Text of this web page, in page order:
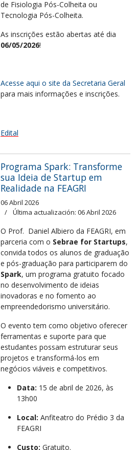
de Fisiologia Pós-Colheita ou
Tecnologia Pós-Colheita.
As inscrições estão abertas até dia
06/05/2026!
Acesse aqui o site da Secretaria Geral
para mais informações e inscrições.
Edital
Programa Spark: Transforme
sua Ideia de Startup em
Realidade na FEAGRI
06 Abril 2026
Última actualización: 06 Abril 2026
O Prof. Daniel Albiero da FEAGRI, em
parceria com o Sebrae for Startups,
convida todos os alunos de graduação
e pós-graduação para participarem do
Spark, um programa gratuito focado
no desenvolvimento de ideias
inovadoras e no fomento ao
empreendedorismo universitário.
O evento tem como objetivo oferecer
ferramentas e suporte para que
estudantes possam estruturar seus
projetos e transformá-los em
negócios viáveis e competitivos.
Data: 15 de abril de 2026, às
13h00
Local: Anfiteatro do Prédio 3 da
FEAGRI
Custo: Gratuito.